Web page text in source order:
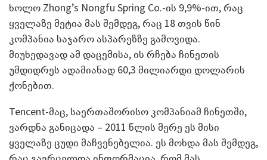
ხოლო Zhong’s Nongfu Spring Co.-ის 9,9%-ით, რაც
ყველაზე მეტია მას შემდეგ, რაც 18 თვის წინ
კომპანია საჯარო ასპარეზზე გამოვიდა.
მიუხედავად ამ დაცემისა, ის რჩება ჩინეთის
უმდიდრეს ადამიანად 60,3 მილიარდი დოლარის
ქონებით.
Tencent-მაც, საერთაშორისო კომპანიამ ჩინეთში,
ვარდნა განიცადა – 2011 წლის მერე ეს მისი
ყველაზე ცუდი მაჩვენებელია. ეს მოხდა მას შემდეგ,